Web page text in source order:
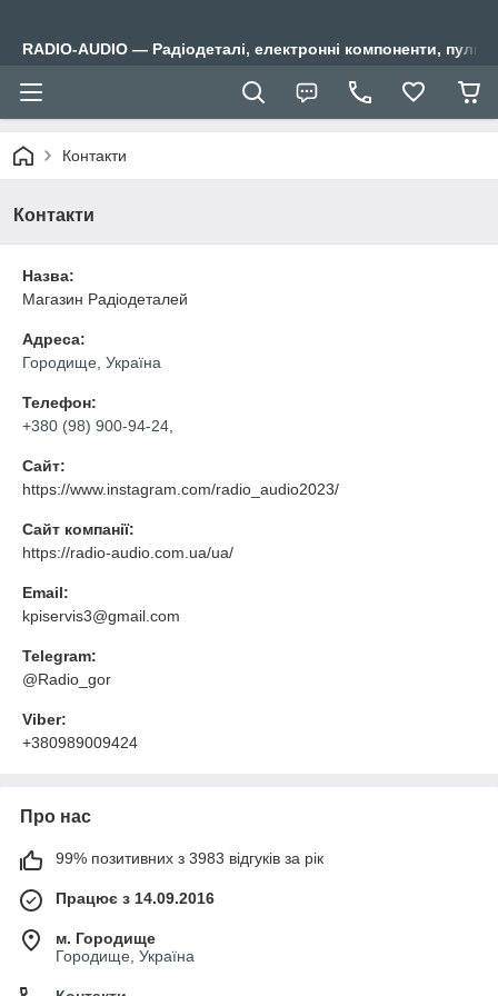
RADIO-AUDIO — Радіодеталі, електронні компоненти,
Контакти
Контакти
Назва:
Магазин Радіодеталей
Адреса:
Городище, Україна
Телефон:
+380 (98) 900-94-24
Сайт:
https://www.instagram.com/radio_audio2023/
Сайт компанії:
https://radio-audio.com.ua/ua/
Email:
kpiservis3@gmail.com
Telegram:
@Radio_gor
Viber:
+380989009424
Про нас
99% позитивних з 3983 відгуків за рік
Працює з 14.09.2016
м. Городище
Городище, Україна